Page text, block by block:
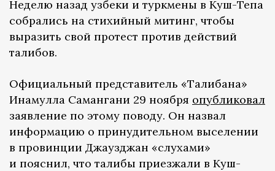
Неделю назад узбеки и туркмены в Куш-Тепа
собрались на стихийный митинг, чтобы
выразить свой протест против действий
талибов.
Официальный представитель «Талибана»
Инамулла Самангани 29 ноября опубликовал
заявление по этому поводу. Он назвал
информацию о принудительном выселении
в провинции Джаузджан «слухами»
и пояснил, что талибы приезжали в Куш-